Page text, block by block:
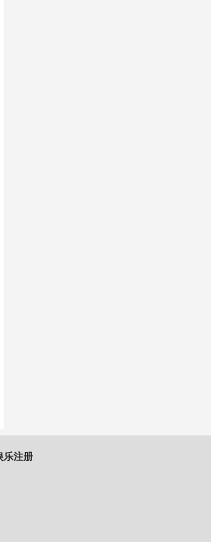
乐注册